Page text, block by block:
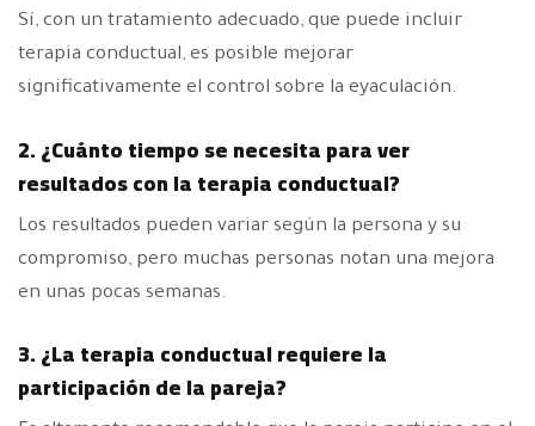
Sí, con un tratamiento adecuado, que puede incluir
terapia conductual, es posible mejorar
significativamente el control sobre la eyaculación.
2. ¿Cuánto tiempo se necesita para ver
resultados con la terapia conductual?
Los resultados pueden variar según la persona y su
compromiso, pero muchas personas notan una mejora
en unas pocas semanas.
3. ¿La terapia conductual requiere la
participación de la pareja?